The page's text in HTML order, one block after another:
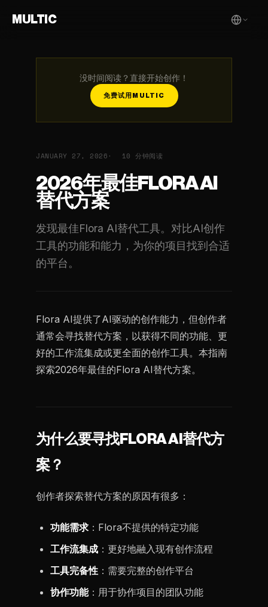
MULTIC
没时间阅读？直接开始创作！
免费试用MULTIC
JANUARY 27, 2026 10 分钟阅读
2026年最佳FLORA AI
替代方案
发现最佳Flora AI替代工具。对比AI创作
工具的功能和能力，为你的项目找到合适
的平台。
Flora AI提供了AI驱动的创作能力，但创作者
通常会寻找替代方案，以获得不同的功能、更
好的工作流集成或更全面的创作工具。本指南
探索2026年最佳的Flora AI替代方案。
为什么要寻找FLORA AI替代方
案？
创作者探索替代方案的原因有很多：
功能需求：Flora不提供的特定功能
工作流集成 ：更好地融入现有创作流程
工具完备性 ：需要完整的创作平台
协作功能：用于协作项目的团队功能